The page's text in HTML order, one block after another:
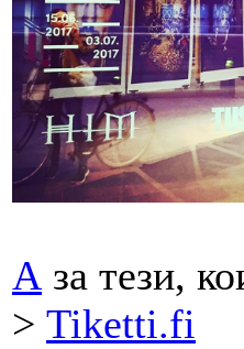
А за тези,
> Tiketti.fi